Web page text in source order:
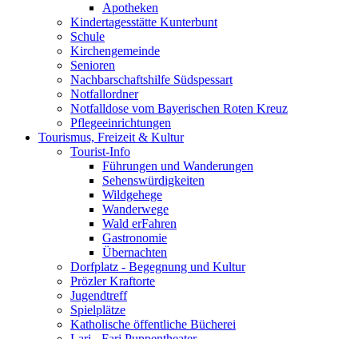
Apotheken
Kindertagesstätte Kunterbunt
Schule
Kirchengemeinde
Senioren
Nachbarschaftshilfe Südspessart
Notfallordner
Notfalldose vom Bayerischen Roten Kreuz
Pflegeeinrichtungen
Tourismus, Freizeit & Kultur
Tourist-Info
Führungen und Wanderungen
Sehenswürdigkeiten
Wildgehege
Wanderwege
Wald erFahren
Gastronomie
Übernachten
Dorfplatz - Begegnung und Kultur
Prözler Kraftorte
Jugendtreff
Spielplätze
Katholische öffentliche Bücherei